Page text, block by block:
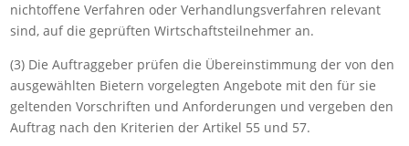
nichtoffene Verfahren oder Verhandlungsverfahren relevant
sind, auf die geprüften Wirtschaftsteilnehmer an.
(3) Die Auftraggeber prüfen die Übereinstimmung der von den
ausgewählten Bietern vorgelegten Angebote mit den für sie
geltenden Vorschriften und Anforderungen und vergeben den
Auftrag nach den Kriterien der Artikel 55 und 57.